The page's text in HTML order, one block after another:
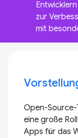
zur
mit
Open-Source-
eine große
Apps für das